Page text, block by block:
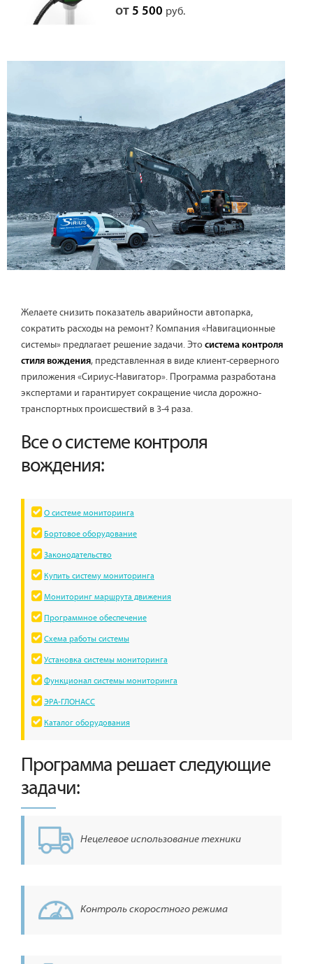
от 5 500 руб.
Желаете снизить показатель аварийности автопарка,
сократить расходы на ремонт? Компания «Навигационные
системы» предлагает решение задачи. Это система контроля
стиля вождения, представленная в виде клиент-серверного
приложения «Сириус-Навигатор». Программа разработана
экспертами и гарантирует сокращение числа дорожно-
транспортных происшествий в 3-4 раза.
Все о системе контроля
вождения:
О системе мониторинга
Бортовое оборудование
Законодательство
Купить систему мониторинга
Мониторинг маршрута движения
Программное обеспечение
Схема работы системы
Установка системы мониторинга
Функционал системы мониторинга
ЭРА-ГЛОНАСС
Каталог оборудования
Программа решает следующие
задачи:
Нецелевое использование техники
Контроль скоростного режима